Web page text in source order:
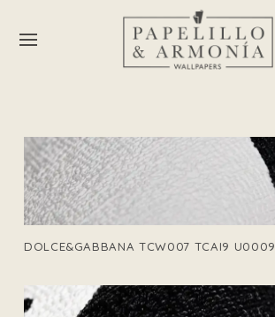
DOLCE&GABBANA TCW007 TCAI9 U0009